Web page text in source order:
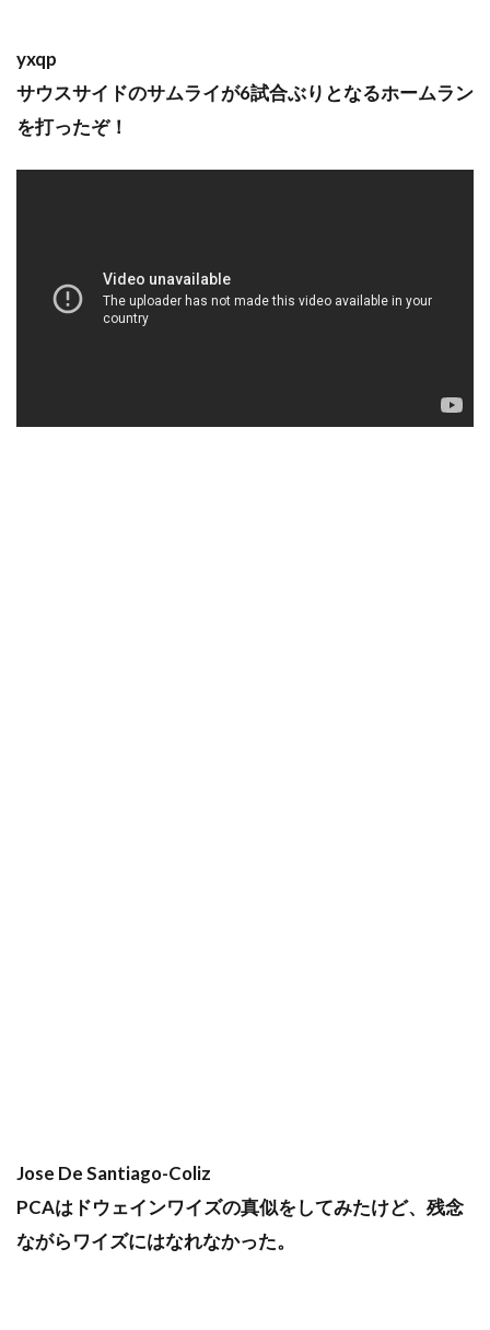
yxqp
サウスサイドのサムライが6試合ぶりとなるホームラン
を打ったぞ！
Jose De Santiago-Coliz
PCAはドウェインワイズの真似をしてみたけど、残念
ながらワイズにはなれなかった。